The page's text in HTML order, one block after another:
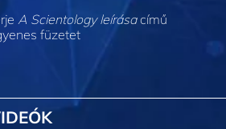
A Scientology leírásacímű
füzetet